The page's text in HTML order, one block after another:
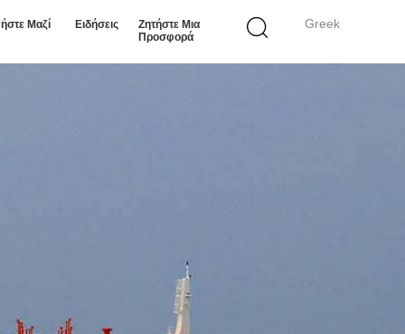
Greek
Μαζί Ειδήσεις
Ζητήστε Μια
Προσφορά